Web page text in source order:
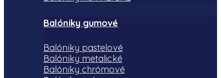
Balóniky gumové
Balóniky pastelové
Balóniky metalické
Balóniky chrómové